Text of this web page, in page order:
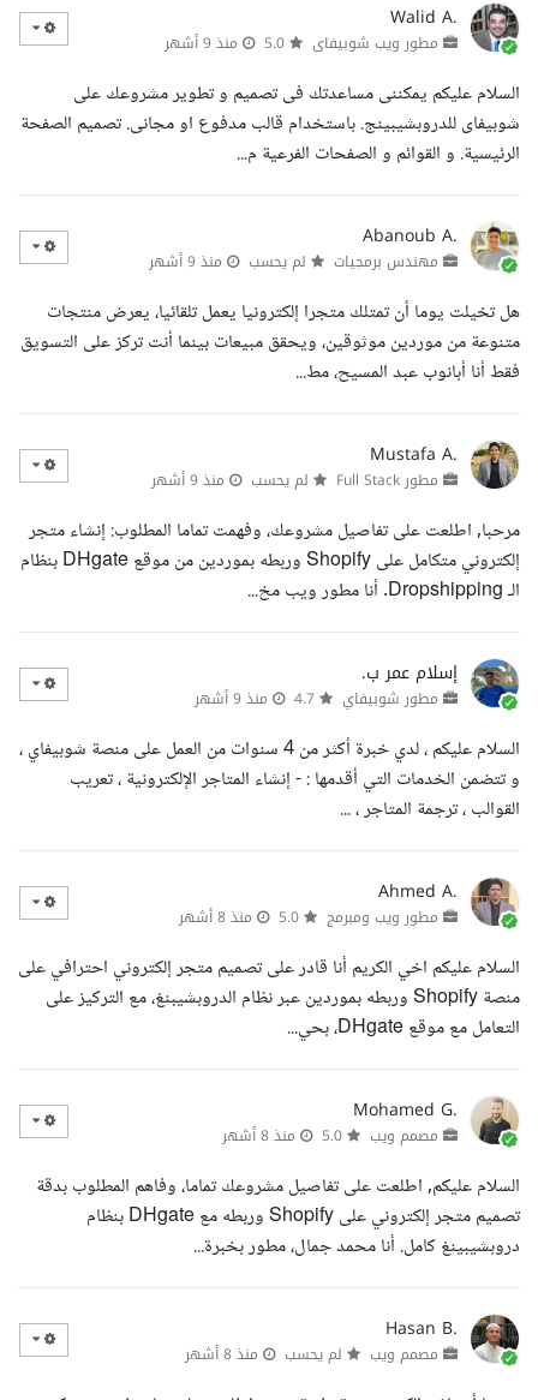
Walid A.
مطور ويب شوبيفاى منذ 9 أشهر
السلام عليكم يمكننى مساعدتك فى تصميم و تطوير مشروعك على
شوبيفاى للدروبشيبينج. باستخدام قالب مدفوع او مجانى. تصميم الصفحة
الرئيسية. و القوائم و الصفحات الفرعية م...
Abanoub A.
مهندس برمجيات لم يحسب منذ 9 أشهر
هل تخيلت يوما أن تمتلك متجرا إلكترونيا يعمل تلقائيا، يعرض منتجات
متنوعة من موردين موثوقين، ويحقق مبيعات بينما أنت تركز على التسويق
فقط أنا أبانوب عبد المسيح، مط...
Mustafa A.
مطور Full Stack لم يحسب منذ 9 أشهر
مرحبا, اطلعت على تفاصيل مشروعك، وفهمت تماما المطلوب: إنشاء متجر
إلكتروني متكامل على Shopify وربطه بموردين من موقع DHgate بنظام
الـ Dropshipping. أنا مطور ويب مخ...
إسلام عمر ب.
مطور شوبيفاي منذ 9 أشهر
السلام عليكم ، لدي خبرة أكثر من 4 سنوات من العمل على منصة شوبيفاي ،
و تتضمن الخدمات التي أقدمها : - إنشاء المتاجر الإلكترونية ، تعريب
القوالب ، ترجمة المتاجر ، ...
Ahmed A.
مطور ويب ومبرمج منذ 8 أشهر
السلام عليكم اخي الكريم أنا قادر على تصميم متجر إلكتروني احترافي على
منصة Shopify وربطه بموردين عبر نظام الدروبشيبنغ، مع التركيز على
التعامل مع موقع DHgate، بحي...
Mohamed G.
مصمم ويب منذ 8 أشهر
السلام عليكم, اطلعت على تفاصيل مشروعك تماما، وفاهم المطلوب بدقة
تصميم متجر إلكتروني على Shopify وربطه مع DHgate بنظام
دروبشيبينغ كامل. أنا محمد جمال، مطور بخبرة...
Hasan B.
مصمم ويب لم يحسب منذ 8 أشهر